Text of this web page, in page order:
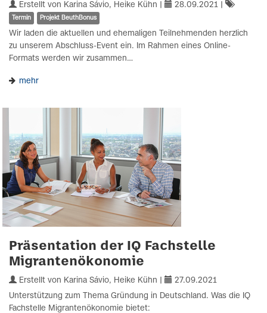
Erstellt von Karina Sávio, Heike Kühn | 28.09.2021
Termin Projekt BeuthBonus
Wir laden die aktuellen und ehemaligen Teilnehmenden herzlich
zu unserem Abschluss-Event ein. Im Rahmen eines Online-
Formats werden wir zusammen…
mehr
Präsentation der IQ Fachstelle
Migrantenökonomie
Erstellt von Karina Sávio, Heike Kühn |
27.09.2021
Unterstützung zum Thema Gründung in Deutschland. Was die IQ
Fachstelle Migrantenökonomie bietet: